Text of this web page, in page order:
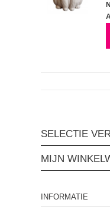
SELECTIE
MIJN
INFORMATIE